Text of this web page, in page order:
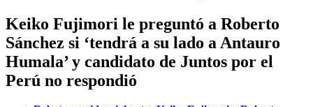
Keiko Fujimori le preguntó a Roberto
Sánchez si ‘tendrá a su lado a Antauro
Humala’ y candidato de Juntos por el
Perú no respondió